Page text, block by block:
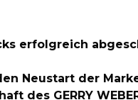
erfolgreich
Neustart der Marke
des GERRY